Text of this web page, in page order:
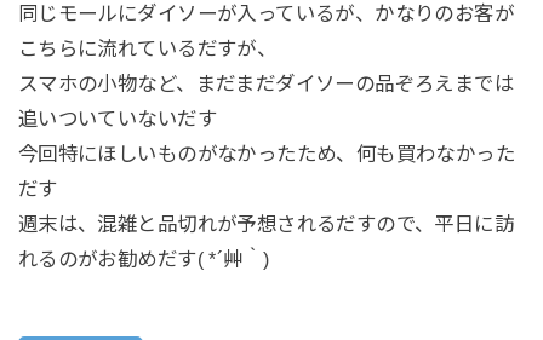
同じモールにダイソーが入っているが、かなりのお客が
こちらに流れているだすが、
スマホの小物など、まだまだダイソーの品ぞろえまでは
追いついていないだす
今回特にほしいものがなかったため、何も買わなかった
だす
週末は、混雑と品切れが予想されるだすので、平日に訪
れるのがお勧めだす( *´艸｀)